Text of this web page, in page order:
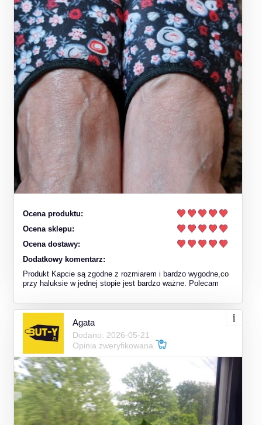
Ocena produktu:
Ocena sklepu:
Ocena dostawy:
Dodatkowy komentarz:
Produkt Kapcie są zgodne z rozmiarem i bardzo wygodne,co
przy haluksie w jednej stopie jest bardzo ważne. Polecam
Agata
Dodano: 2026-05-21
Opinia zweryfikowana